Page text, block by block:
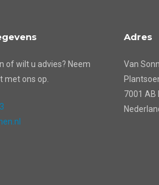
of wilt u advies? Neem
met ons op.
Adres
Van
7001 AB